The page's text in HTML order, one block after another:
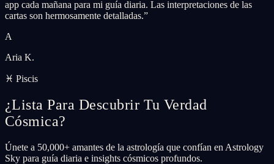
app cada mañana para mi guía diaria. Las interpretaciones de las
cartas son hermosamente detalladas.”
A
Aria K.
♓ Piscis
¿Lista Para Descubrir Tu Verdad
Cósmica?
Únete a 50,000+ amantes de la astrología que confían en Astrology
Sky para guía diaria e insights cósmicos profundos.